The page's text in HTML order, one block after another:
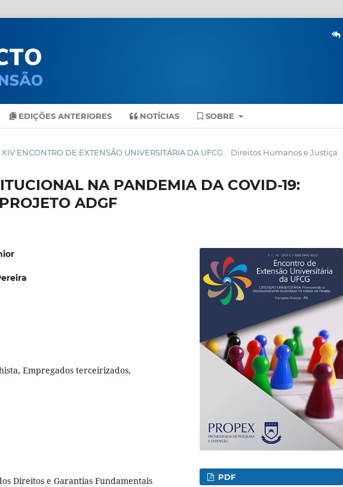
EDIÇÕES ANTERIORES NOTÍCIAS SOBRE
XIV ENCONTRO DE EXTENSÃO UNIVERSITÁRIA DA UFCG / Direitos Humanos e Justiça
NA PANDEMIA DA COVID-19:
ADGF
Empregados terceirizados,
Direitos e Garantias Fundamentais
PDF